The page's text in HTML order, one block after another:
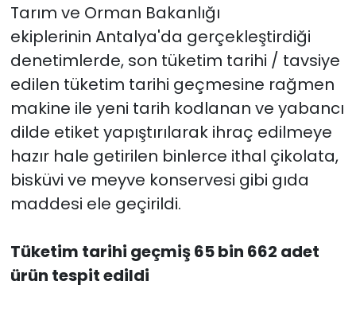
Tarım ve Orman Bakanlığı
ekiplerinin Antalya'da gerçekleştirdiği
denetimlerde, son tüketim tarihi / tavsiye
edilen tüketim tarihi geçmesine rağmen
makine ile yeni tarih kodlanan ve yabancı
dilde etiket yapıştırılarak ihraç edilmeye
hazır hale getirilen binlerce ithal çikolata,
bisküvi ve meyve konservesi gibi gıda
maddesi ele geçirildi.
Tüketim tarihi geçmiş 65 bin 662 adet
ürün tespit edildi